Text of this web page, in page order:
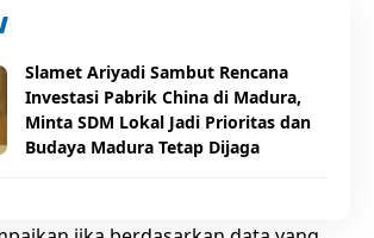
Slamet Ariyadi Sambut Rencana
Investasi Pabrik China di Madura,
Minta SDM Lokal Jadi Prioritas dan
Budaya Madura Tetap Dijaga